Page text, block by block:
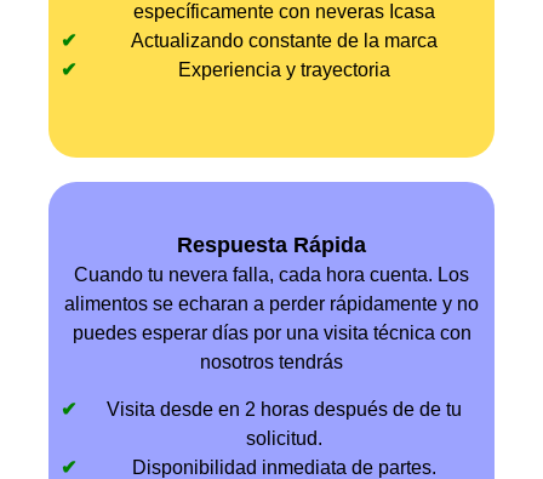
específicamente con neveras Icasa
Actualizando constante de la marca
Experiencia y trayectoria
Respuesta Rápida
Cuando tu nevera falla, cada hora cuenta. Los
alimentos se echaran a perder rápidamente y no
puedes esperar días por una visita técnica con
nosotros tendrás
Visita desde en 2 horas después de de tu
solicitud.
Disponibilidad inmediata de partes.